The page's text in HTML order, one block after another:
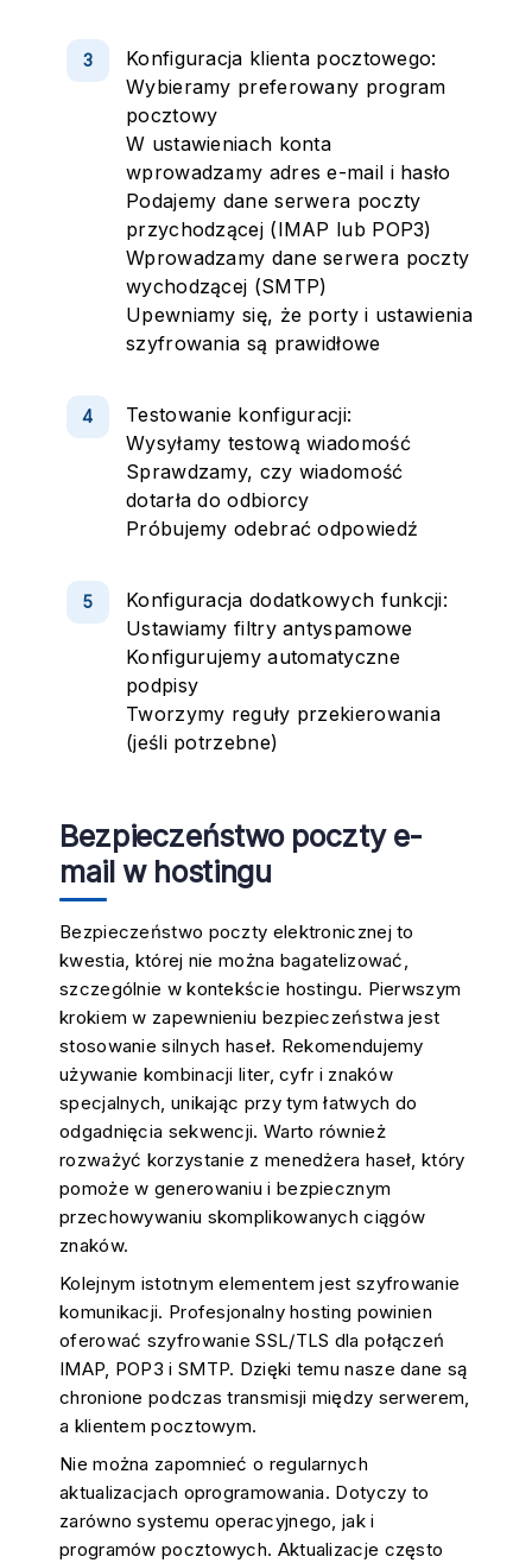
Konfiguracja klienta pocztowego:
Wybieramy preferowany program
pocztowy
W ustawieniach konta
wprowadzamy adres e-mail i hasło
Podajemy dane serwera poczty
przychodzącej (IMAP lub POP3)
Wprowadzamy dane serwera poczty
wychodzącej (SMTP)
Upewniamy się, że porty i ustawienia
szyfrowania są prawidłowe
Testowanie konfiguracji:
Wysyłamy testową wiadomość
Sprawdzamy, czy wiadomość
dotarła do odbiorcy
Próbujemy odebrać odpowiedź
Konfiguracja dodatkowych funkcji:
Ustawiamy filtry antyspamowe
Konfigurujemy automatyczne
podpisy
Tworzymy reguły przekierowania
(jeśli potrzebne)
Bezpieczeństwo poczty e-
mail w hostingu
Bezpieczeństwo poczty elektronicznej to
kwestia, której nie można bagatelizować,
szczególnie w kontekście hostingu. Pierwszym
krokiem w zapewnieniu bezpieczeństwa jest
stosowanie silnych haseł. Rekomendujemy
używanie kombinacji liter, cyfr i znaków
specjalnych, unikając przy tym łatwych do
odgadnięcia sekwencji. Warto również
rozważyć korzystanie z menedżera haseł, który
pomoże w generowaniu i bezpiecznym
przechowywaniu skomplikowanych ciągów
znaków.
Kolejnym istotnym elementem jest szyfrowanie
komunikacji. Profesjonalny hosting powinien
oferować szyfrowanie SSL/TLS dla połączeń
IMAP, POP3 i SMTP. Dzięki temu nasze dane są
chronione podczas transmisji między serwerem,
a klientem pocztowym.
Nie można zapomnieć o regularnych
aktualizacjach oprogramowania. Dotyczy to
zarówno systemu operacyjnego, jak i
programów pocztowych. Aktualizacje często